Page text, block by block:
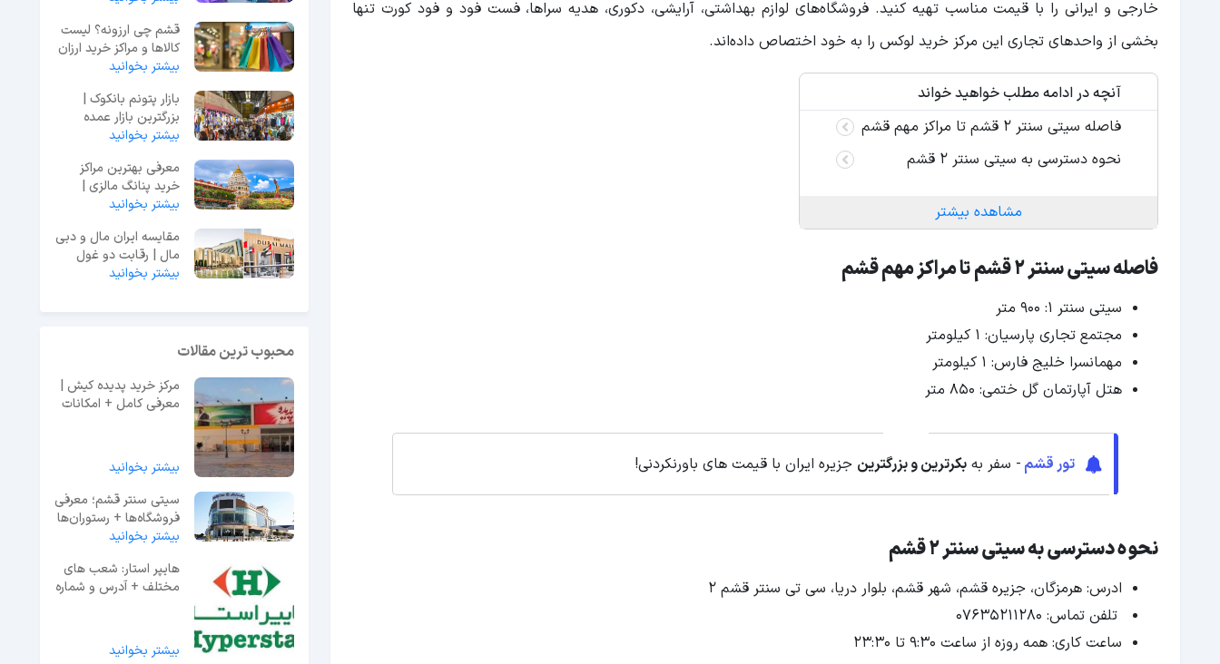
خارجی و ایرانی را با قیمت مناسب تهیه کنید. فروشگاه‌های لوازم بهداشتی، آرایشی، دکوری، هدیه سراها، فست فود و فود کورت تنها
بخشی از واحدهای تجاری این مرکز خرید لوکس را به خود اختصاص داده‌اند.‌
آنچه در ادامه مطلب خواهید خواند
فاصله سیتی سنتر 2 قشم تا مراکز مهم قشم
نحوه دسترسی به سیتی سنتر 2 قشم
مشاهده بیشتر
فاصله سیتی سنتر 2 قشم تا مراکز مهم قشم
سیتی سنتر ۱: ۹۰۰ متر
مجتمع تجاری پارسیان: ۱ کیلومتر
مهمانسرا خلیج فارس: ۱ کیلومتر
هتل آپارتمان گل ختمی: ۸۵۰ متر
تور قشم - سفر به بکرترین و بزرگترین جزیره ایران با قیمت های باورنکردنی!
نحوه دسترسی به سیتی سنتر 2 قشم
ادرس: هرمزگان، جزیره قشم، شهر قشم، بلوار دریا، سی تی سنتر قشم ۲
تلفن تماس: 07635211280
ساعت کاری: همه روزه از ساعت ۹:۳۰ تا ۲۳:۳۰
قشم چی ارزونه؟ لیست
کالاها و مراکز خرید ارزان
در قشم
بیشتر بخوانید
بازار پتونم بانکوک |
بزرگترین بازار عمده
فروشی تایلند
بیشتر بخوانید
معرفی بهترین مراکز
خرید پنانگ مالزی |
لیست 8 مرکز خرید برتر
بیشتر بخوانید
مقایسه ایران مال و دبی
مال | رقابت دو غول
تجاری خاورمیانه
بیشتر بخوانید
محبوب ترین مقالات
مرکز خرید پدیده کیش |
معرفی کامل + امکانات
بیشتر بخوانید
سیتی سنتر قشم؛ معرفی
فروشگاه‌ها + رستوران‌ها
و تفریحات
بیشتر بخوانید
هایپر استار: شعب های
مختلف + آدرس و شماره
بیشتر بخوانید